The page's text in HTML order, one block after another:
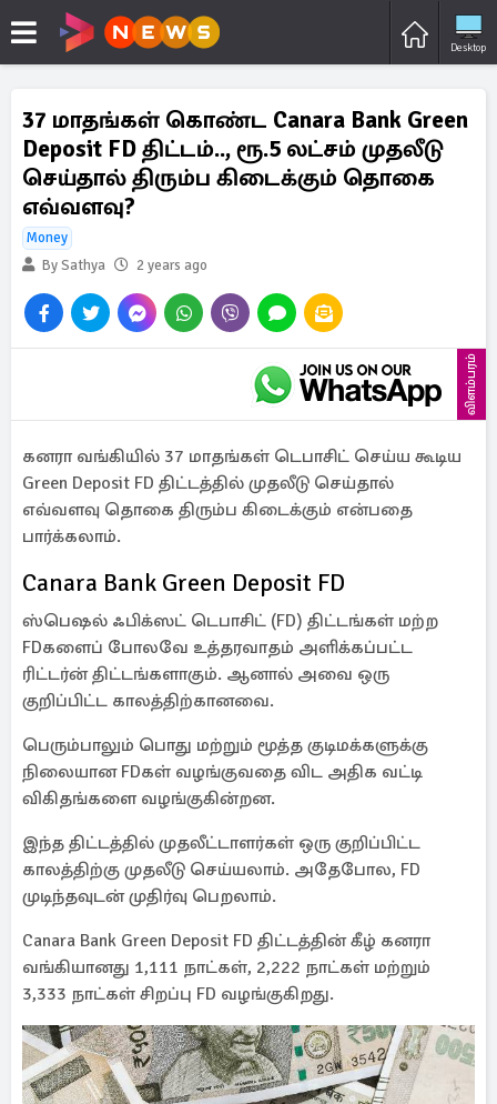
Desktop
37 மாதங்கள் கொண்ட Canara Bank Green
Deposit FD திட்டம்.., ரூ.5 லட்சம் முதலீடு
செய்தால் திரும்ப கிடைக்கும் தொகை
எவ்வளவு?
Money
By Sathya
2 years ago
விளம்பரம்
கனரா வங்கியில் 37 மாதங்கள் டெபாசிட் செய்ய கூடிய
Green Deposit FD திட்டத்தில் முதலீடு செய்தால்
எவ்வளவு தொகை திரும்ப கிடைக்கும் என்பதை
பார்க்கலாம்.
Canara Bank Green Deposit FD
ஸ்பெஷல் ஃபிக்ஸட் டெபாசிட் (FD) திட்டங்கள் மற்ற
FDகளைப் போலவே உத்தரவாதம் அளிக்கப்பட்ட
ரிட்டர்ன் திட்டங்களாகும். ஆனால் அவை ஒரு
குறிப்பிட்ட காலத்திற்கானவை.
பெரும்பாலும் பொது மற்றும் மூத்த குடிமக்களுக்கு
நிலையான FDகள் வழங்குவதை விட அதிக வட்டி
விகிதங்களை வழங்குகின்றன.
இந்த திட்டத்தில் முதலீட்டாளர்கள் ஒரு குறிப்பிட்ட
காலத்திற்கு முதலீடு செய்யலாம். அதேபோல, FD
முடிந்தவுடன் முதிர்வு பெறலாம்.
Canara Bank Green Deposit FD திட்டத்தின் கீழ் கனரா
வங்கியானது 1,111 நாட்கள், 2,222 நாட்கள் மற்றும்
3,333 நாட்கள் சிறப்பு FD வழங்குகிறது.